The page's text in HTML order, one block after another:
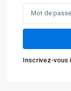
Inscrivez-vous